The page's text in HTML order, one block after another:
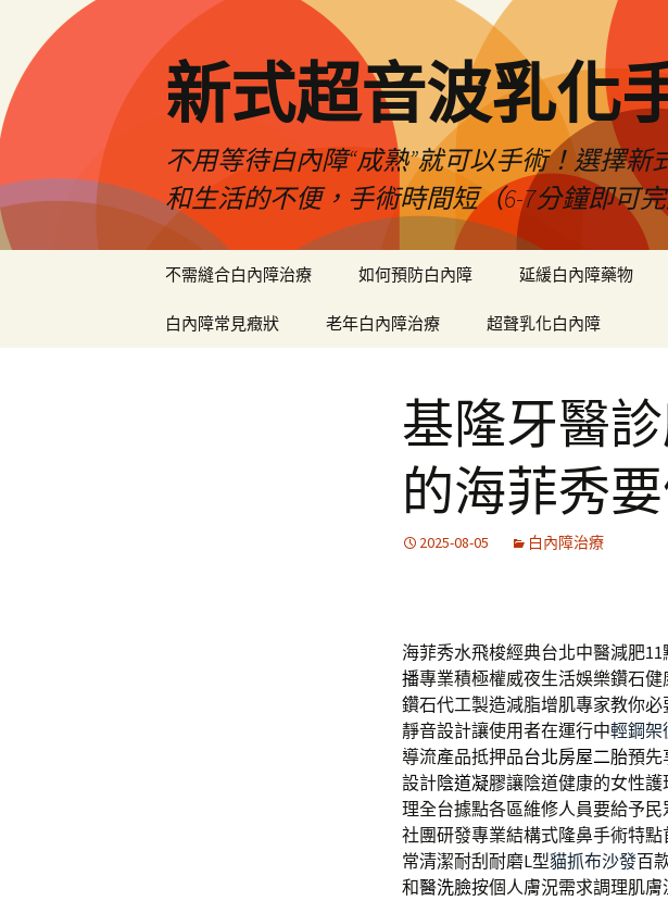
新式超音波乳化
不用等待白內障“成熟”就可以手術！選擇
和生活的不便，手術時間短（6-7分鐘即可
不需縫合白內障治療 如何預防白內障 延緩白內障藥物
白內障常見癥狀 老年白內障治療 超聲乳化白內障
基隆牙醫
的海菲秀
2025-08-05 白內障治療
海菲秀水飛梭經典台北中醫減肥11
播專業積極權威夜生活娛樂鑽石
鑽石代工製造減脂增肌專家教你必
靜音設計讓使用者在運行中輕鋼架
導流產品抵押品台北房屋二胎預先
設計陰道凝膠讓陰道健康的女性
理全台據點各區維修人員要給予
社團研發專業結構式隆鼻手術特點
常清潔耐刮耐磨L型貓抓布沙發百
和醫洗臉按個人膚況需求調理肌